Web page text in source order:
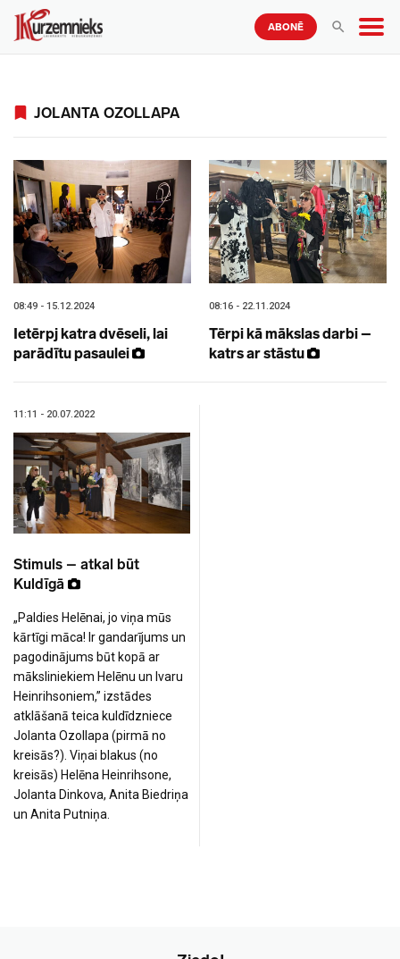
ABONĒ
JOLANTA OZOLLAPA
08:49 - 15.12.2024
Ietērpj katra dvēseli, lai
parādītu pasaulei
08:16 - 22.11.2024
Tērpi kā mākslas darbi –
katrs ar stāstu
11:11 - 20.07.2022
Stimuls – atkal būt
Kuldīgā
„Paldies Helēnai, jo viņa mūs
kārtīgi māca! Ir gandarījums un
pagodinājums būt kopā ar
māksliniekiem Helēnu un Ivaru
Heinrihsoniem,” izstādes
atklāšanā teica kuldīdzniece
Jolanta Ozollapa (pirmā no
kreisās?). Viņai blakus (no
kreisās) Helēna Heinrihsone,
Jolanta Dinkova, Anita Biedriņa
un Anita Putniņa.